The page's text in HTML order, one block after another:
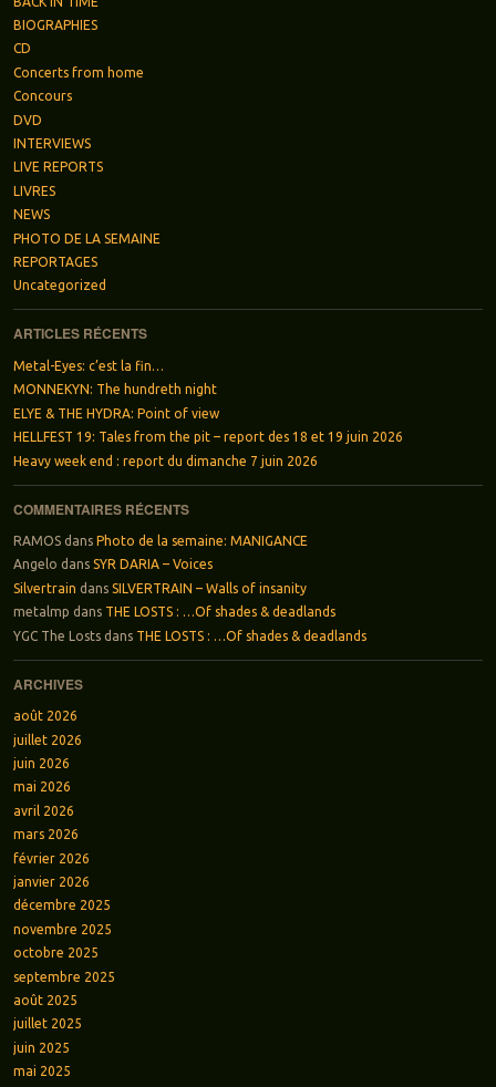
BIOGRAPHIES
CD
Concerts from home
Concours
DVD
INTERVIEWS
LIVE REPORTS
LIVRES
NEWS
PHOTO DE LA SEMAINE
REPORTAGES
Uncategorized
ARTICLES RÉCENTS
Metal-Eyes: c’est la fin…
MONNEKYN: The hundreth night
ELYE & THE HYDRA: Point of view
HELLFEST 19: Tales from the pit – report des 18 et 19 juin 2026
Heavy week end : report du dimanche 7 juin 2026
COMMENTAIRES RÉCENTS
RAMOSdans Photo de la semaine: MANIGANCE
Angelo dans SYR DARIA – Voices
Silvertrain dans SILVERTRAIN – Walls of insanity
metalmp dans THE LOSTS : …Of shades & deadlands
YGC The Lostsdans THE LOSTS : …Of shades & deadlands
ARCHIVES
août 2026
juillet 2026
juin 2026
mai 2026
avril 2026
mars 2026
février 2026
janvier 2026
décembre 2025
novembre 2025
octobre 2025
septembre 2025
août 2025
juillet 2025
juin 2025
mai 2025